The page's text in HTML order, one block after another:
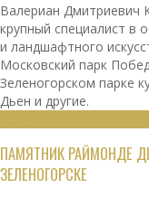
Валериан Дмитриевич
крупный специалист в
и ландшафтного
Московский парк
Зеленогорском парке
Дьен и другие.
ПАМЯТНИК РАЙМОНДЕ
ЗЕЛЕНОГОРСКЕ